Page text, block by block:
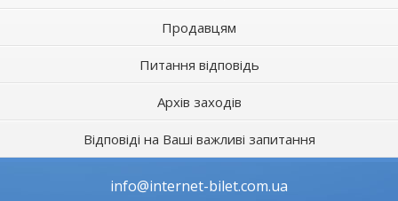
Продавцям
Питання відповідь
Архів заходів
Відповіді на Ваші важливі запитання
info@internet-bilet.com.ua